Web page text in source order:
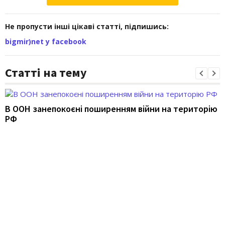
Не пропусти інші цікаві статті, підпишись:
bigmir)net у facebook
Статті на тему
В ООН занепокоєні поширенням війни на територію
РФ